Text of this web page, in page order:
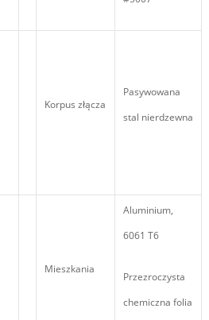
Korpus złącza
Pasywowana
stal nierdzewna
Mieszkania
Aluminium,
6061 T6
Przezroczysta
chemiczna folia